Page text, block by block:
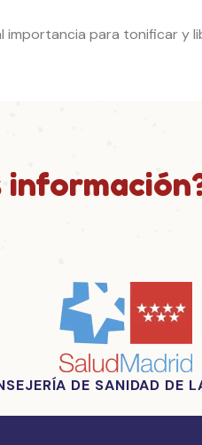
para tonificar y
DE SANIDAD DE